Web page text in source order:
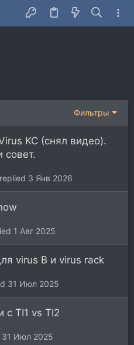
Фильтры
KC (снял видео).
совет.
3 Янв 2026
1 Авг 2025
virus B и virus rack
31 Июл 2025
с TI1 vs TI2
31 Июл 2025